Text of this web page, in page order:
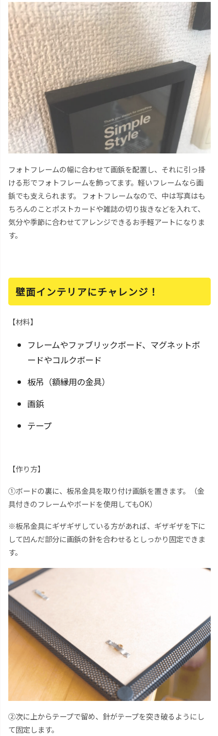
フォトフレームの幅に合わせて画鋲を配置し、それに引っ掛
ける形でフォトフレームを飾ってます。軽いフレームなら画
鋲でも支えられます。 フォトフレームなので、中は写真はも
ちろんのことポストカードや雑誌の切り抜きなどを入れて、
気分や季節に合わせてアレンジできるお手軽アートになりま
す。
壁面インテリアにチャレンジ！
【材料】
フレームやファブリックボード、マグネットボ
ードやコルクボード
板吊（額縁用の金具）
画鋲
テープ
【作り方】
①ボードの裏に、板吊金具を取り付け画鋲を置きます。（金
具付きのフレームやボードを使用してもOK）
※板吊金具にギザギザしている方があれば、ギザギザを下に
して凹んだ部分に画鋲の針を合わせるとしっかり固定できま
す。
②次に上からテープで留め、針がテープを突き破るようにし
て固定します。